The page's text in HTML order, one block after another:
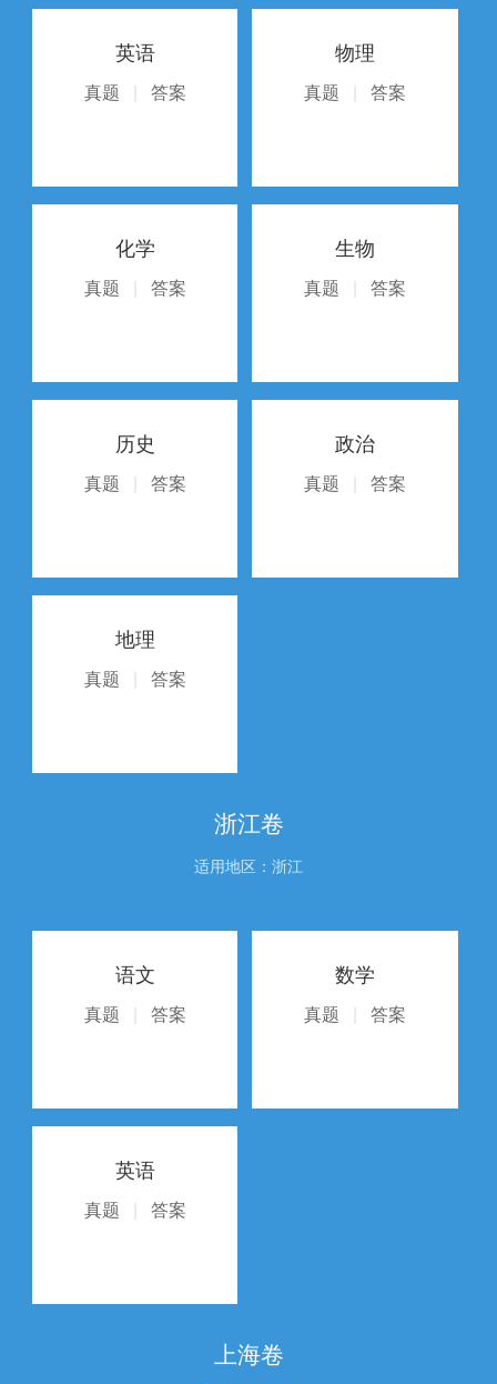
英语
真题 答案
物理
真题 答案
化学
真题 答案
生物
真题 答案
历史
真题 答案
政治
真题 答案
地理
真题 答案
浙江卷
适用地区：浙江
语文
真题 答案
数学
真题 答案
英语
真题 答案
上海卷